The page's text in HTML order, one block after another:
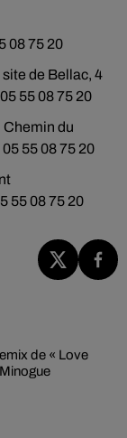
08 75 20
de Bellac, 4
55 08 75 20
du
55 08 75 20
55 08 75 20
de « Love